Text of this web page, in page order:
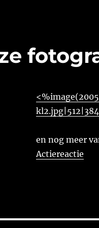
en nog meer
Actiereactie